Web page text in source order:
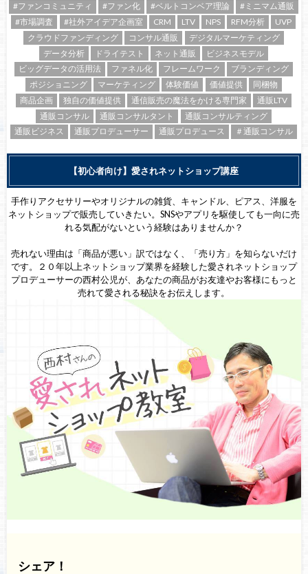
#ファンコミュニティ
#ファン化 #ベルトコンベア理論
#ミニマム通販
#市場調査
#社外アイデア企画室 CRM LTV NPS RFM分析
UVP
クラウドファンディング
コンサル通販
デジタルマーケティング
データ分析
ドライテスト ネット通販
ビジネスモデル
ビッグデータの活用法
ファネル化 フレームワーク
ブランディング
ポジショニング
マーケティング 体験価値 価値提供
同梱物
商品企画
独自の価値提供 通信販売の魔法をかける専門家
通販LTV
通販コンサル
通販コンサルタント
通販コンサルティング
通販ビジネス
通販プロデューサー 通販プロデュース ＃通販コンサル
【初心者向け】愛されネットショップ講座
手作りアクセサリーやオリジナルの雑貨、キャンドル、ピアス、洋服を
ネットショップで販売していきたい。SNSやアプリを駆使しても一向に売
れる気配がないという経験はありませんか？
売れない理由は「商品が悪い」訳ではなく、「売り方」を知らないだけ
です。２０年以上ネットショップ業界を経験した愛されネットショップ
プロデューサーの西村公児が、あなたの商品がお友達やお客様にもっと
売れて愛される秘訣をお伝えします。
シェア！